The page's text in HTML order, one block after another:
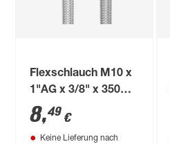
Flexschlauch M10 x
1"AG x 3/8" x 350
mm
8,49 €
Keine Lieferung nach